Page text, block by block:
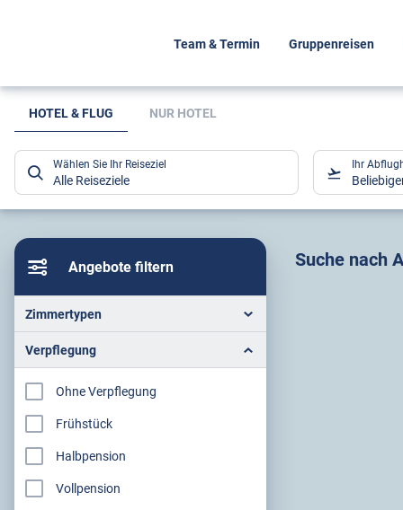
Team & Termin Gruppenreisen
Suchlistenseite
HOTEL & FLUG NUR HOTEL
Wählen Sie Ihr Reiseziel
Alle Reiseziele
Ihr
Angebote filtern
Zimmertypen
Verpflegung
Ohne Verpflegung
Frühstück
Halbpension
Vollpension
Suche nach